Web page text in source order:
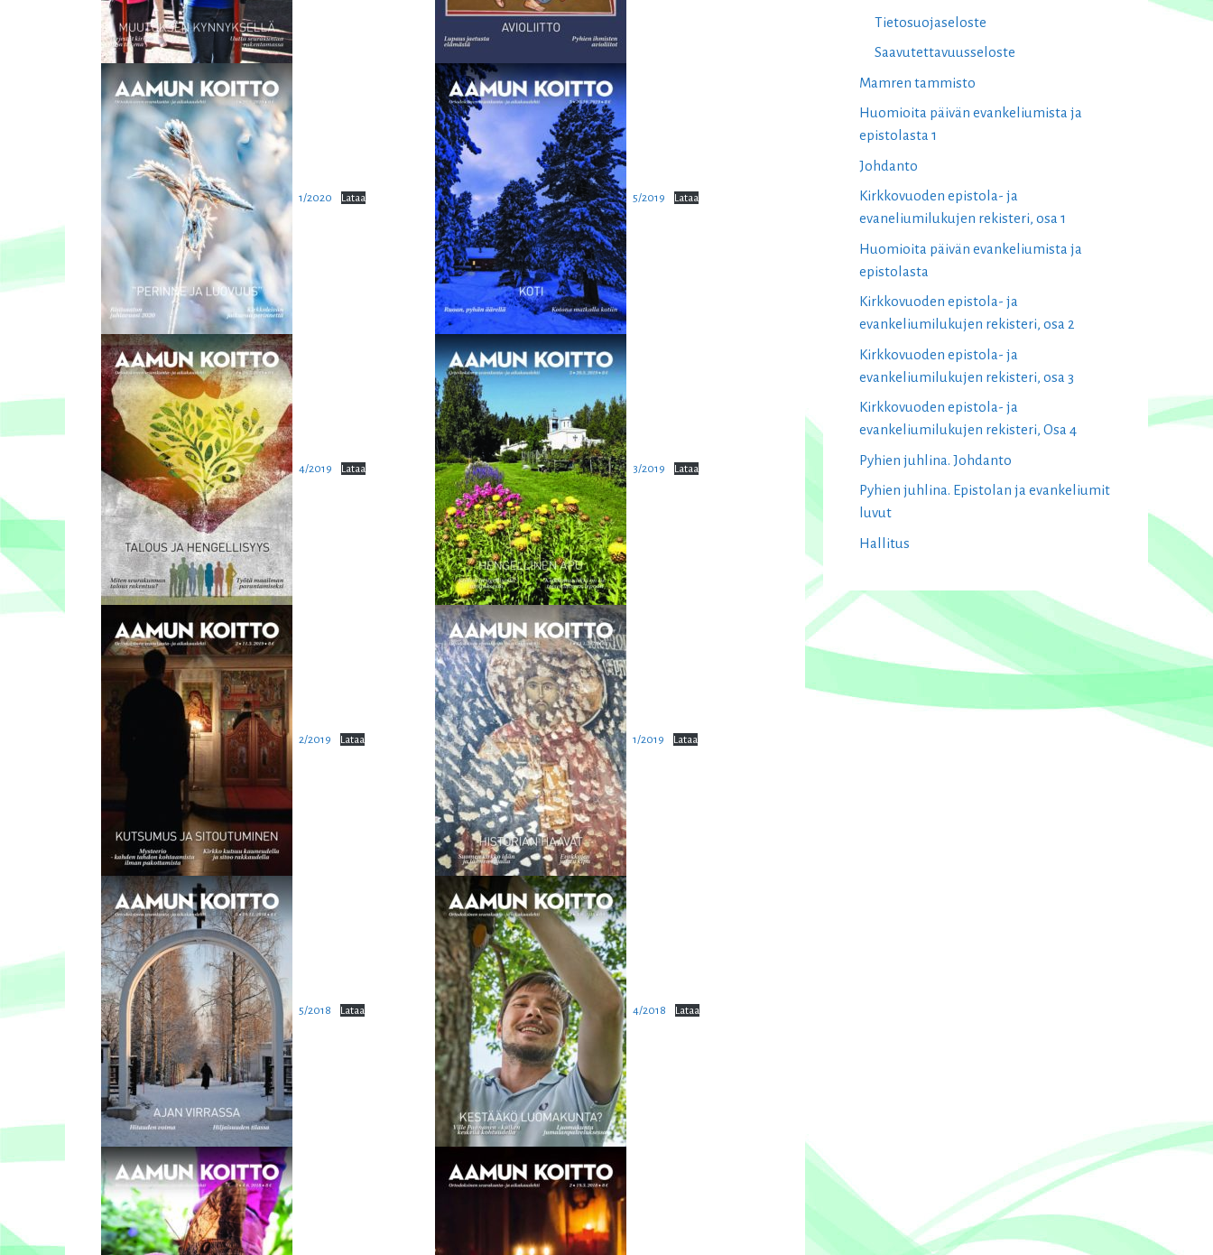
1/2020 Lataa
4/2019 Lataa
2/2019 Lataa
5/2018 Lataa
5/2019 Lataa
3/2019 Lataa
1/2019 Lataa
4/2018 Lataa
Tietosuojaseloste
Saavutettavuusseloste
Mamren tammisto
Huomioita päivän evankeliumista ja
epistolasta 1
Johdanto
Kirkkovuoden epistola- ja
evaneliumilukujen rekisteri, osa 1
Huomioita päivän evankeliumista ja
epistolasta
Kirkkovuoden epistola- ja
evankeliumilukujen rekisteri, osa 2
Kirkkovuoden epistola- ja
evankeliumilukujen rekisteri, osa 3
Kirkkovuoden epistola- ja
evankeliumilukujen rekisteri, Osa 4
Pyhien juhlina. Johdanto
Pyhien juhlina. Epistolan ja evankeliumit
luvut
Hallitus